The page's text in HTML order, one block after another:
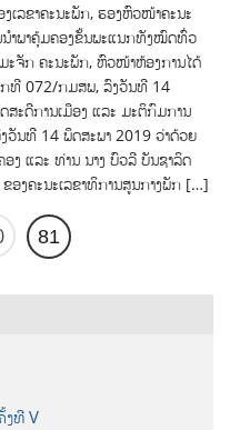
ເລຂາຄະນະພັກ, ຮອງຫົວໜ້າຄະນະ
ນຳພາຄຸ້ມຄອງຂັ້ນພະແນກທັງໝົດທົ່ວ
ຈັກ ຄະນະພັກ, ຫົວໜ້າຫ້ອງການໄດ້
ກທີ 072/ກມສພ, ລົງວັນທີ 14
ະດີການເມືອງ ແລະ ມະຕິກົມການ
ວັນທີ 14 ພຶດສະພາ 2019 ວ່າດ້ວຍ
ອງ ແລະ ທ່ານ ນາງ ບົວລີ ບັນຊາລິດ
ອງຄະນະເລຂາທິການສູນກາງພັກ […]
81
ງທີ V